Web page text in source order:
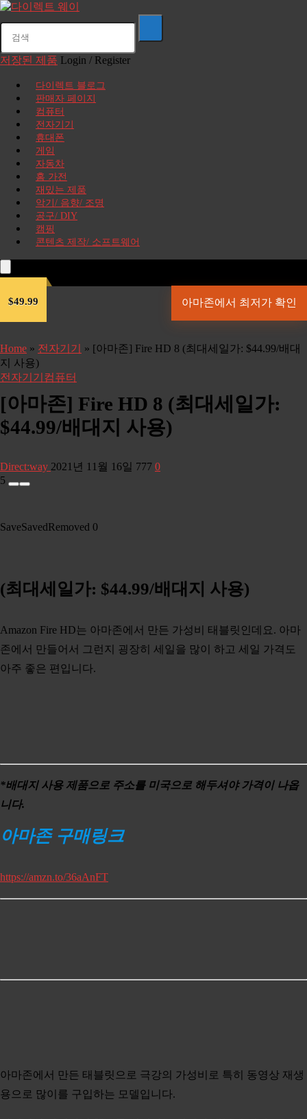
저장된 제품 Login / Register
다이렉트 블로그
판매자 페이지
컴퓨터
전자기기
휴대폰
게임
자동차
홈 가전
재밌는 제품
악기/ 음향/ 조명
공구/ DIY
캠핑
콘텐츠 제작/ 소프트웨어
$49.99 아마존에서 최저가 확인
Home » 전자기기 » [아마존] Fire HD 8 (최대세일가: $44.99/배대
지 사용)
전자기기 컴퓨터
[아마존] Fire HD 8 (최대세일가:
$44.99/배대지 사용)
Direct:way 2021년 11월 16일 777 0
5
SaveSavedRemoved 0
(최대세일가: $44.99/배대지 사용)
Amazon Fire HD는 아마존에서 만든 가성비 태블릿인데요. 아마
존에서 만들어서 그런지 굉장히 세일을 많이 하고 세일 가격도
아주 좋은 편입니다.
*배대지 사용 제품으로 주소를 미국으로 해두셔야 가격이 나옵
니다.
아마존 구매링크
https://amzn.to/36aAnFT
아마존에서 만든 태블릿으로 극강의 가성비로 특히 동영상 재생
용으로 많이를 구입하는 모델입니다.